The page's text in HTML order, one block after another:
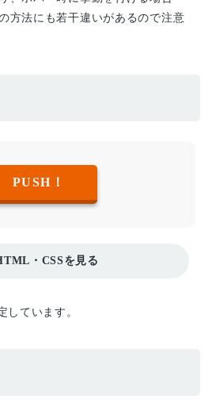
方法にも若干違いがあるので注意
PUSH！
・CSSを見る
しています。